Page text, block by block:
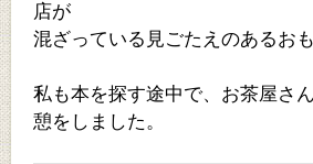
店が
混ざっている見ごたえのあるお
私も本を探す途中で、お茶屋さ
憩をしました。